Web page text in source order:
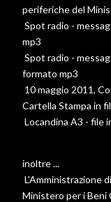
periferiche del
Spot radio -
mp3
Spot radio -
formato mp3
10 maggio 2011,
Cartella Stampa in
Locandina A3 - file
inoltre ...
L'Amministrazione
Ministero per i Beni